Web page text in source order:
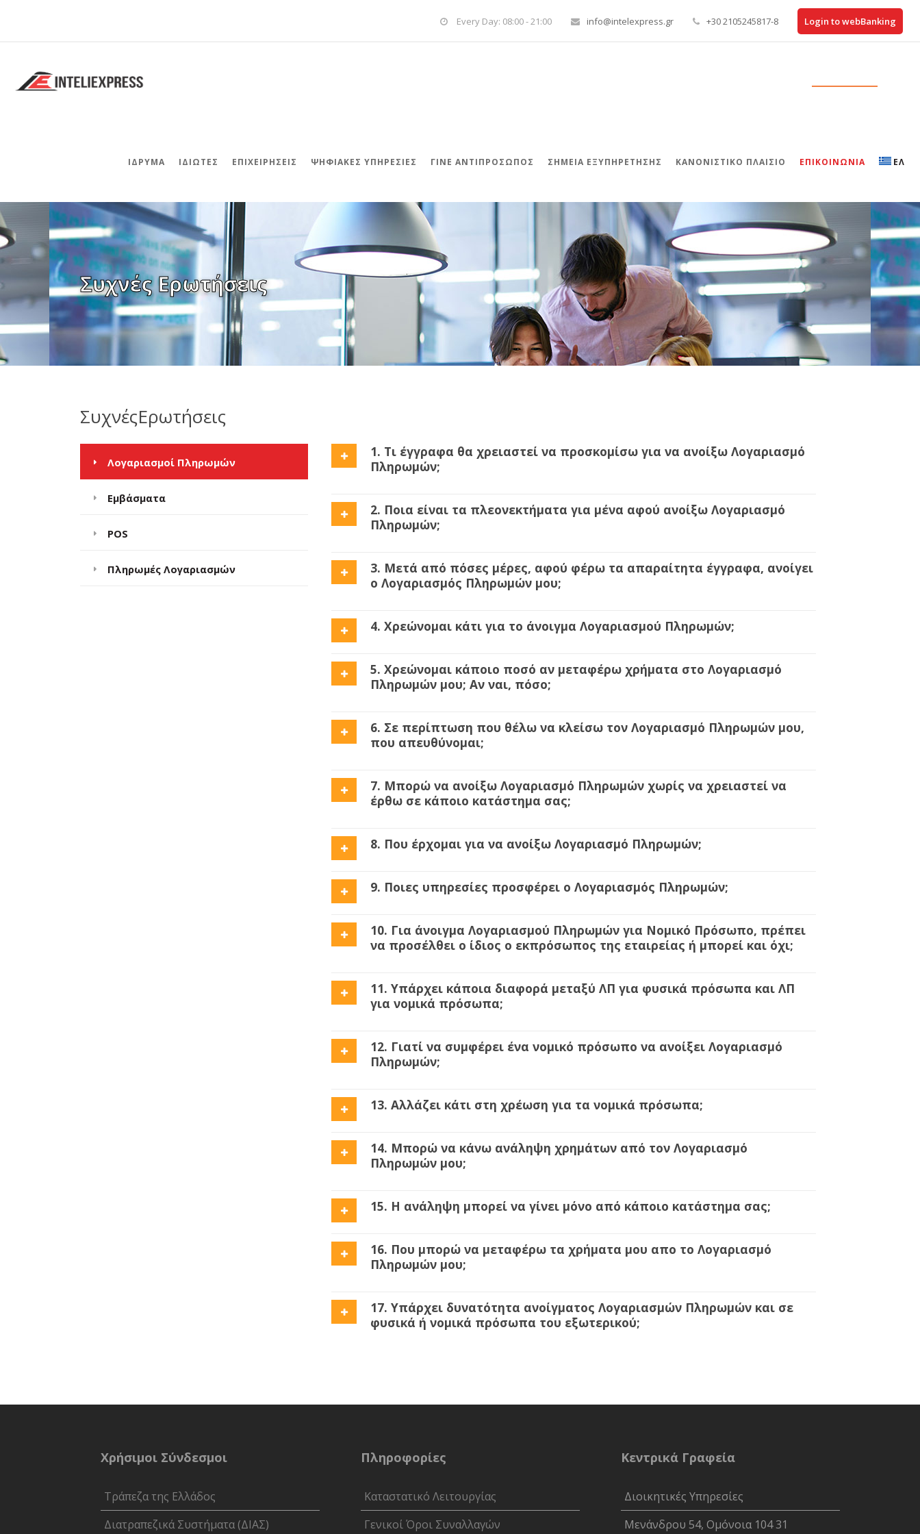
Every Day: 08:00 - 21:00 info@intelexpress.gr +30 2105245817-8 Login to webBanking
ΊΔΡΥΜΑ ΙΔΙΏΤΕΣ ΕΠΙΧΕΙΡΉΣΕΙΣ ΨΗΦΙΑΚΈΣ ΥΠΗΡΕΣΊΕΣ ΓΊΝΕ ΑΝΤΙΠΡΌΣΩΠΟΣ ΣΗΜΕΙΑ ΕΞΥΠΗΡΕΤΗΣΗΣ ΚΑΝΟΝΙΣΤΙΚΌ ΠΛΑΊΣΙΟ ΕΠΙΚΟΙΝΩΝΊΑ ΕΛ
Συχνές Ερωτήσεις
ΣυχνέςΕρωτήσεις
Λογαριασμοί Πληρωμών
Εμβάσματα
POS
Πληρωμές Λογαριασμών
1. Τι έγγραφα θα χρειαστεί να προσκομίσω για να ανοίξω Λογαριασμό
Πληρωμών;
2. Ποια είναι τα πλεονεκτήματα για μένα αφού ανοίξω Λογαριασμό
Πληρωμών;
3. Μετά από πόσες μέρες, αφού φέρω τα απαραίτητα έγγραφα, ανοίγει
ο Λογαριασμός Πληρωμών μου;
4. Χρεώνομαι κάτι για το άνοιγμα Λογαριασμού Πληρωμών;
5. Χρεώνομαι κάποιο ποσό αν μεταφέρω χρήματα στο Λογαριασμό
Πληρωμών μου; Αν ναι, πόσο;
6. Σε περίπτωση που θέλω να κλείσω τον Λογαριασμό Πληρωμών μου,
που απευθύνομαι;
7. Μπορώ να ανοίξω Λογαριασμό Πληρωμών χωρίς να χρειαστεί να
έρθω σε κάποιο κατάστημα σας;
8. Που έρχομαι για να ανοίξω Λογαριασμό Πληρωμών;
9. Ποιες υπηρεσίες προσφέρει ο Λογαριασμός Πληρωμών;
10. Για άνοιγμα Λογαριασμού Πληρωμών για Νομικό Πρόσωπο, πρέπει
να προσέλθει ο ίδιος ο εκπρόσωπος της εταιρείας ή μπορεί και όχι;
11. Υπάρχει κάποια διαφορά μεταξύ ΛΠ για φυσικά πρόσωπα και ΛΠ
για νομικά πρόσωπα;
12. Γιατί να συμφέρει ένα νομικό πρόσωπο να ανοίξει Λογαριασμό
Πληρωμών;
13. Αλλάζει κάτι στη χρέωση για τα νομικά πρόσωπα;
14. Μπορώ να κάνω ανάληψη χρημάτων από τον Λογαριασμό
Πληρωμών μου;
15. Η ανάληψη μπορεί να γίνει μόνο από κάποιο κατάστημα σας;
16. Που μπορώ να μεταφέρω τα χρήματα μου απο το Λογαριασμό
Πληρωμών μου;
17. Υπάρχει δυνατότητα ανοίγματος Λογαριασμών Πληρωμών και σε
φυσικά ή νομικά πρόσωπα του εξωτερικού;
Χρήσιμοι Σύνδεσμοι
Τράπεζα της Ελλάδος
Διατραπεζικά Συστήματα (ΔΙΑΣ)
Πληροφορίες
Καταστατικό Λειτουργίας
Γενικοί Όροι Συναλλαγών
Κεντρικά Γραφεία
Διοικητικές Υπηρεσίες
Μενάνδρου 54, Ομόνοια 104 31